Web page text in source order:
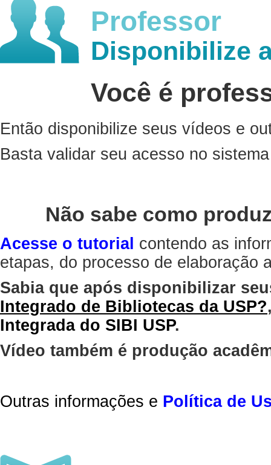
Professor
Disponibilize
Você é
Então disponibilize seus vídeos e
Basta validar seu acesso no
Não sabe como
Acesse o tutorial contendo as
etapas, do processo de elaboração
Sabia que após disponibilizar
Integrado de Bibliotecas da USP?
Integrada do SIBI USP.
Vídeo também é produção
Outras informações e Política de